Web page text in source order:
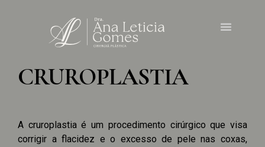
CRUROPLASTIA
A cruroplastia é um procedimento cirúrgico que visa
corrigir a flacidez e o excesso de pele nas coxas,